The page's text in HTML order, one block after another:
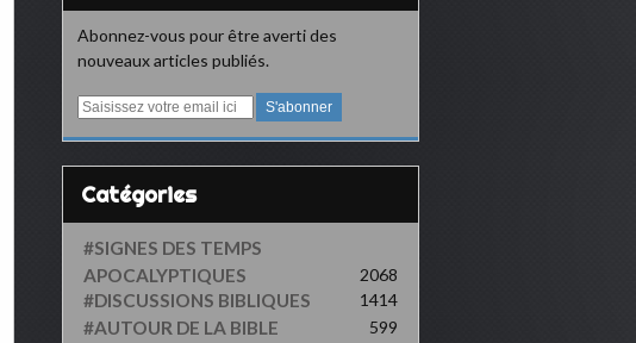
Abonnez-vous pour être averti des
nouveaux articles publiés.
E
a
i
Catégories
#SIGNES DES TEMPS
APOCALYPTIQUES 2068
#DISCUSSIONS BIBLIQUES 1414
#AUTOUR DE LA BIBLE 599